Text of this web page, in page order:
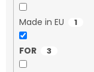
Made in EU 1
FOR 3